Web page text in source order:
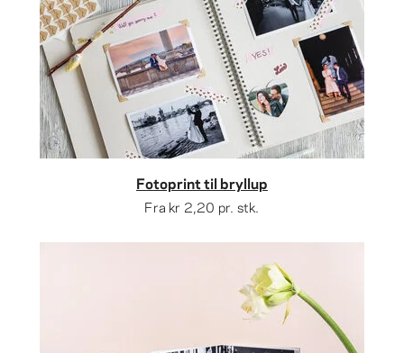
Fotoprint til bryllup
Fra kr 2,20 pr. stk.